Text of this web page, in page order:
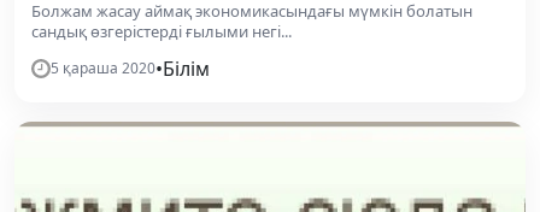
Болжам жасау аймақ экономикасындағы мүмкін болатын
сандық өзгерістерді ғылыми негі...
5 қараша 2020•Білім